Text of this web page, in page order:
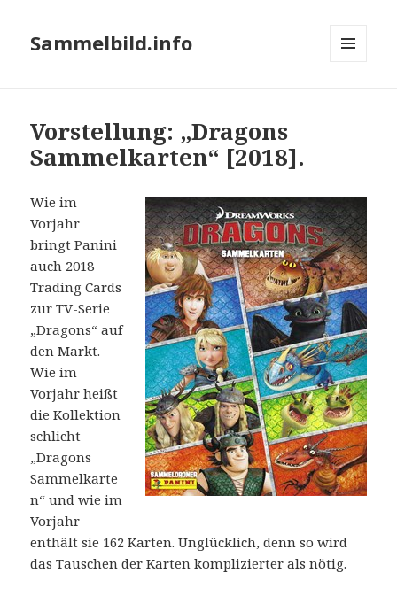
Sammelbild.info
Vorstellung: „Dragons
Sammelkarten“ [2018].
Wie im
Vorjahr
bringt Panini
auch 2018
Trading Cards
zur TV-Serie
„Dragons“ auf
den Markt.
Wie im
Vorjahr heißt
die Kollektion
schlicht
„Dragons
Sammelkarte
n“ und wie im
Vorjahr
enthält sie 162 Karten. Unglücklich, denn so wird
das Tauschen der Karten komplizierter als nötig.